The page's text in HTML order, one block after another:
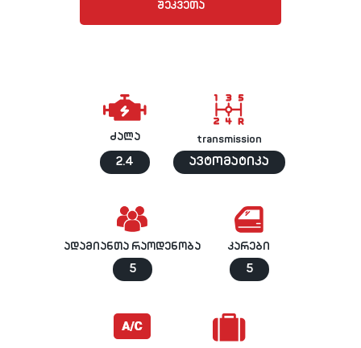
ᲨᲔᲙᲕᲔᲗᲐ
ძალა
2.4
transmission
ავტომატიკა
ადამიანთა რაოდენობა
5
კარები
5